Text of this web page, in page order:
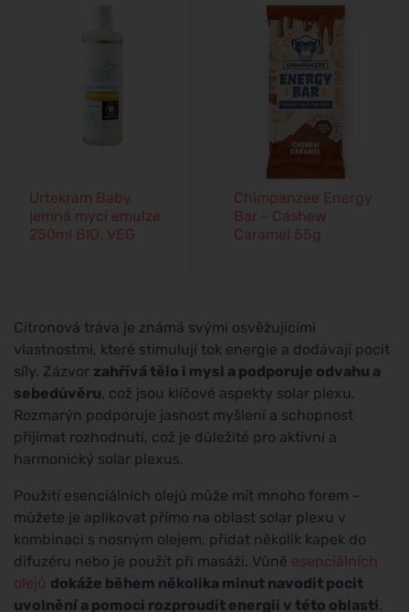
Urtekram Baby
jemná mycí emulze
250ml BIO, VEG
Chimpanzee Energy
Bar - Cashew
Caramel 55g
Citronová tráva je známá svými osvěžujícími
vlastnostmi, které stimulují tok energie a dodávají pocit
síly. Zázvor zahřívá tělo i mysl a podporuje odvahu a
sebedůvěru, což jsou klíčové aspekty solar plexu.
Rozmarýn podporuje jasnost myšlení a schopnost
přijímat rozhodnutí, což je důležité pro aktivní a
harmonický solar plexus.
Použití esenciálních olejů může mít mnoho forem –
můžete je aplikovat přímo na oblast solar plexu v
kombinaci s nosným olejem, přidat několik kapek do
difuzéru nebo je použít při masáži. Vůně esenciálních
olejů dokáže během několika minut navodit pocit
uvolnění a pomoci rozproudit energii v této oblasti.